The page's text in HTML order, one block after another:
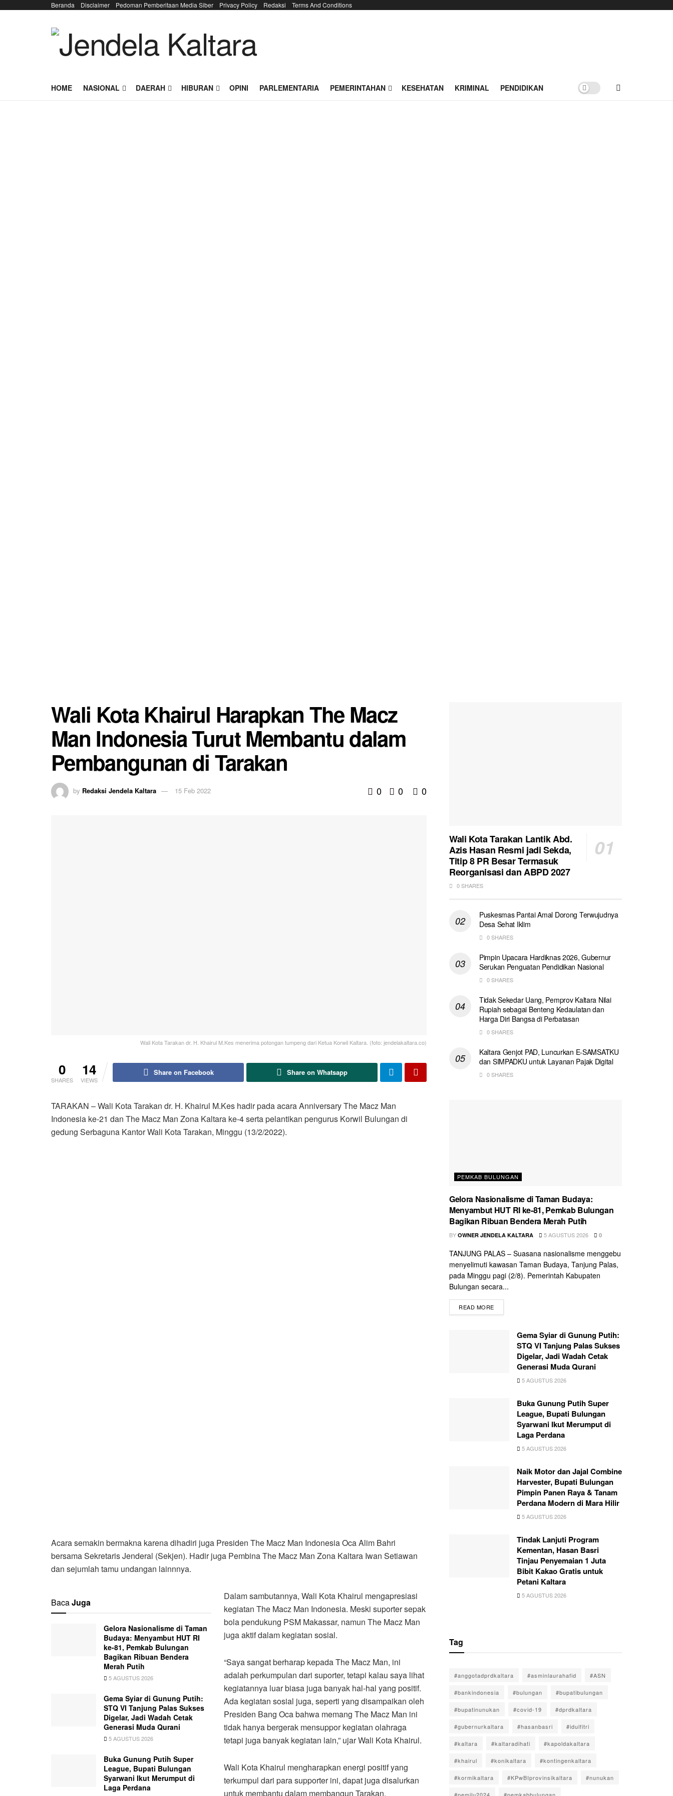
Beranda Disclaimer Pedoman Pemberitaan Media Siber Privacy Policy Redaksi Terms And Conditions
HOME NASIONAL DAERAH HIBURAN OPINI PARLEMENTARIA PEMERINTAHAN KESEHATAN KRIMINAL PENDIDIKAN
Wali Kota Khairul Harapkan The Macz
Man Indonesia Turut Membantu dalam
Pembangunan di Tarakan
by Redaksi Jendela Kaltara 15 Feb 2022 0 0 0
Wali Kota Tarakan dr. H. Khairul M.Kes menerima potongan tumpeng dari Ketua Korwil Kaltara. (foto: jendelakaltara.co)
0
SHARES
14
VIEWS
Share on Facebook Share on Whatsapp
TARAKAN – Wali Kota Tarakan dr. H. Khairul M.Kes hadir pada acara Anniversary The Macz Man
Indonesia ke-21 dan The Macz Man Zona Kaltara ke-4 serta pelantikan pengurus Korwil Bulungan di
gedung Serbaguna Kantor Wali Kota Tarakan, Minggu (13/2/2022).
Acara semakin bermakna karena dihadiri juga Presiden The Macz Man Indonesia Oca Alim Bahri
bersama Sekretaris Jenderal (Sekjen). Hadir juga Pembina The Macz Man Zona Kaltara Iwan Setiawan
dan sejumlah tamu undangan lainnnya.
BacaJuga
Gelora Nasionalisme di Taman
Budaya: Menyambut HUT RI
ke-81, Pemkab Bulungan
Bagikan Ribuan Bendera
Merah Putih
5 AGUSTUS 2026
Gema Syiar di Gunung Putih:
STQ VI Tanjung Palas Sukses
Digelar, Jadi Wadah Cetak
Generasi Muda Qurani
5 AGUSTUS 2026
Buka Gunung Putih Super
League, Bupati Bulungan
Syarwani Ikut Merumput di
Laga Perdana
Dalam sambutannya, Wali Kota Khairul mengapresiasi
kegiatan The Macz Man Indonesia. Meski suporter sepak
bola pendukung PSM Makassar, namun The Macz Man
juga aktif dalam kegiatan sosial.
“Saya sangat berharap kepada The Macz Man, ini
adalah perkumpulan dari suporter, tetapi kalau saya lihat
kegiatannya luar biasa juga banyak hal-hal yang positif.
Ada kegiatan sosial juga, seperti yang disampaikan oleh
Presiden Bang Oca bahwa memang The Macz Man ini
tidak hanya bergerak mensuppor kegiatan olahraga
tetapi juga banyak kegiatan lain,” ujar Wali Kota Khairul.
Wali Kota Khairul mengharapkan energi positif yang
terkumpul dari para supporter ini, dapat juga disalurkan
untuk membantu dalam membangun Tarakan.
Wali Kota Tarakan Lantik Abd.
Azis Hasan Resmi jadi Sekda,
Titip 8 PR Besar Termasuk
Reorganisasi dan ABPD 2027
0 SHARES
Puskesmas Pantai Amal Dorong Terwujudnya
Desa Sehat Iklim
0 SHARES
Pimpin Upacara Hardiknas 2026, Gubernur
Serukan Penguatan Pendidikan Nasional
0 SHARES
Tidak Sekedar Uang, Pemprov Kaltara Nilai
Rupiah sebagai Benteng Kedaulatan dan
Harga Diri Bangsa di Perbatasan
0 SHARES
Kaltara Genjot PAD, Luncurkan E-SAMSATKU
dan SIMPADKU untuk Layanan Pajak Digital
0 SHARES
PEMKAB BULUNGAN
Gelora Nasionalisme di Taman Budaya:
Menyambut HUT RI ke-81, Pemkab Bulungan
Bagikan Ribuan Bendera Merah Putih
BY OWNER JENDELA KALTARA 5 AGUSTUS 2026 0
TANJUNG PALAS – Suasana nasionalisme menggebu
menyelimuti kawasan Taman Budaya, Tanjung Palas,
pada Minggu pagi (2/8). Pemerintah Kabupaten
Bulungan secara...
READ MORE
Gema Syiar di Gunung Putih:
STQ VI Tanjung Palas Sukses
Digelar, Jadi Wadah Cetak
Generasi Muda Qurani
5 AGUSTUS 2026
Buka Gunung Putih Super
League, Bupati Bulungan
Syarwani Ikut Merumput di
Laga Perdana
5 AGUSTUS 2026
Naik Motor dan Jajal Combine
Harvester, Bupati Bulungan
Pimpin Panen Raya & Tanam
Perdana Modern di Mara Hilir
5 AGUSTUS 2026
Tindak Lanjuti Program
Kementan, Hasan Basri
Tinjau Penyemaian 1 Juta
Bibit Kakao Gratis untuk
Petani Kaltara
5 AGUSTUS 2026
Tag
#anggotadprdkaltara #asminlaurahafid #ASN
#bankindonesia #bulungan #bupatibulungan
#bupatinunukan #covid-19 #dprdkaltara
#gubernurkaltara #hasanbasri #idulfitri
#kaltara #kaltaradihati #kapoldakaltara
#khairul #konikaltara #kontingenkaltara
#kormikaltara #KPwBIprovinsikaltara #nunukan